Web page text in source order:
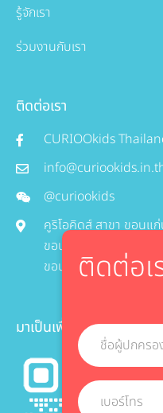
รู้จักเรา
ร่วมงานกับเรา
ติดต่อเรา
CURIOOkids
@curiookids
คูริโอคิดส์ สาขา ขอนแ
ขอนแก่น 99,99/1 ถนน
ขอนแก่น 40000
มาเป็นเพื่อนกับเรา
ติดต่อเ